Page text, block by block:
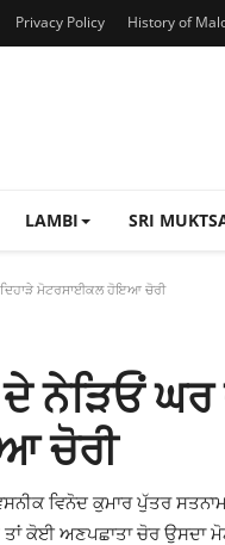
Privacy Policy History of
LAMBI SRI
ਦਿਹਾੜੇ ਮੋਟਰਸਾਈਕਲ ਹੋਇਆ ਚੋਰੀ
ਨੇੜਿਓਂ ਘਰ
ਚੋਰੀ
ਵਿਨੋਦ ਕੁਮਾਰ ਪੁੱਤਰ
ਕੋਈ ਅਣਪਛਾਤਾ ਚੋਰ ਉਸਦਾ